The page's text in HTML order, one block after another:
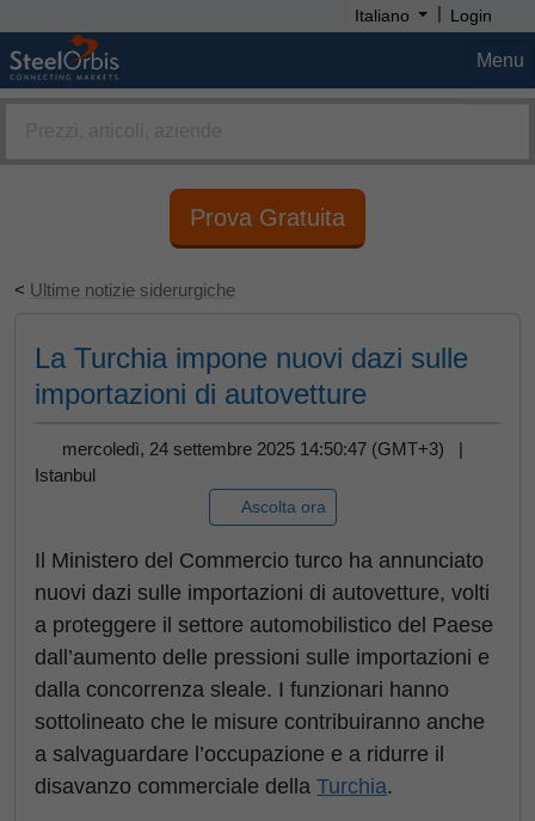
Italiano | Login
Menu
Prova Gratuita
< Ultime notizie siderurgiche
La Turchia impone nuovi dazi sulle
importazioni di autovetture
mercoledì, 24 settembre 2025 14:50:47 (GMT+3) |
Istanbul
Ascolta ora
Il Ministero del Commercio turco ha annunciato
nuovi dazi sulle importazioni di autovetture, volti
a proteggere il settore automobilistico del Paese
dall’aumento delle pressioni sulle importazioni e
dalla concorrenza sleale. I funzionari hanno
sottolineato che le misure contribuiranno anche
a salvaguardare l’occupazione e a ridurre il
disavanzo commerciale della Turchia.